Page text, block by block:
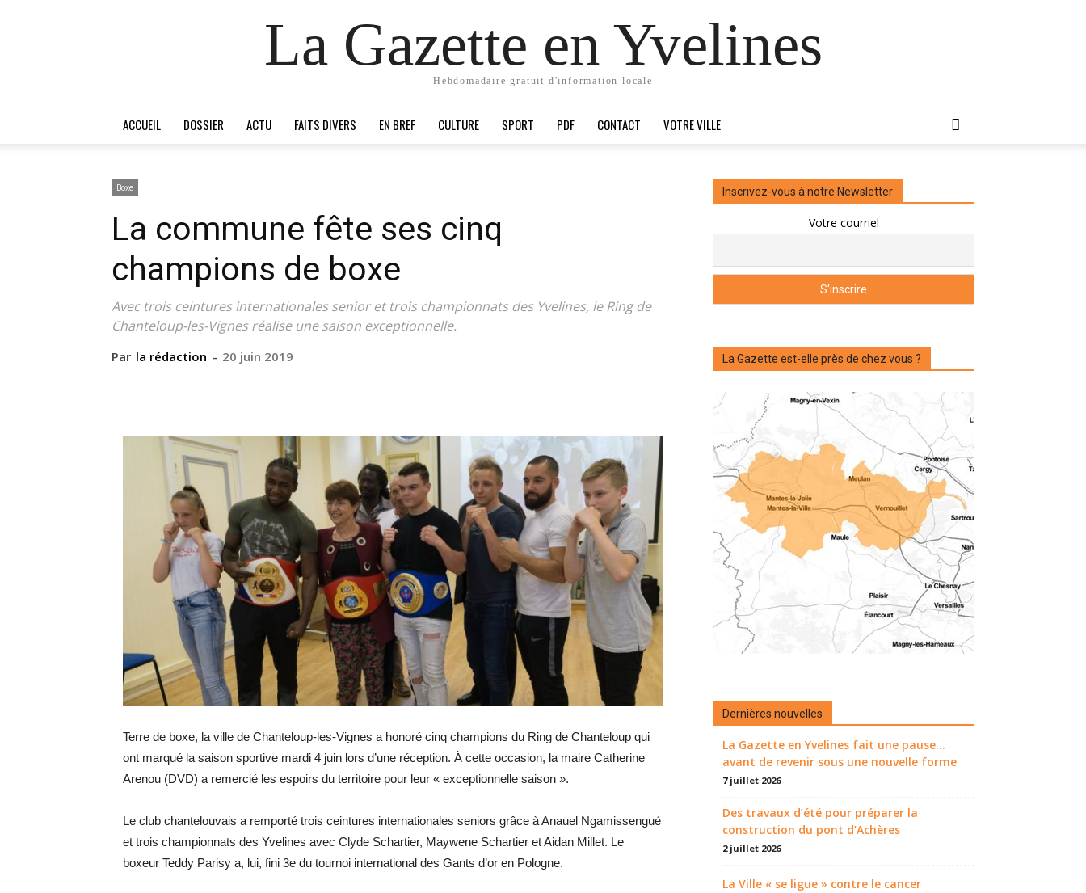
La Gazette en Yvelines
Hebdomadaire gratuit d'information locale
ACCUEIL DOSSIER ACTU FAITS DIVERS EN BREF CULTURE SPORT PDF CONTACT VOTRE VILLE
Boxe
La commune fête ses cinq
champions de boxe
Avec trois ceintures internationales senior et trois championnats des Yvelines, le Ring de
Chanteloup-les-Vignes réalise une saison exceptionnelle.
Par la rédaction - 20 juin 2019
Terre de boxe, la ville de Chanteloup-les-Vignes a honoré cinq champions du Ring de Chanteloup qui
ont marqué la saison sportive mardi 4 juin lors d’une réception. À cette occasion, la maire Catherine
Arenou (DVD) a remercié les espoirs du territoire pour leur « exceptionnelle saison ».
Le club chantelouvais a remporté trois ceintures internationales seniors grâce à Anauel Ngamissengué
et trois championnats des Yvelines avec Clyde Schartier, Maywene Schartier et Aidan Millet. Le
boxeur Teddy Parisy a, lui, fini 3e du tournoi international des Gants d’or en Pologne.
Inscrivez-vous à notre Newsletter
Votre courriel
La Gazette est-elle près de chez vous ?
Dernières nouvelles
La Gazette en Yvelines fait une pause...
avant de revenir sous une nouvelle forme
7 juillet 2026
Des travaux d’été pour préparer la
construction du pont d’Achères
2 juillet 2026
La Ville « se ligue » contre le cancer